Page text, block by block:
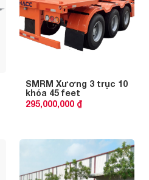
SMRM Xương 3 trục 10
khóa 45 feet
295,000,000 ₫